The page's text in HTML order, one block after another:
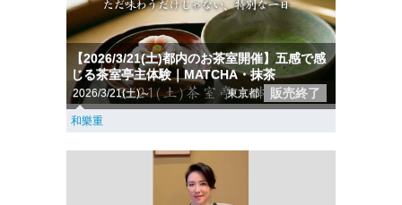
【2026/3/21(土)都内のお茶室開催】五感で感
じる茶室亭主体験｜MATCHA・抹茶
2026/3/21(土)～ 東京都 販売終了
和樂重